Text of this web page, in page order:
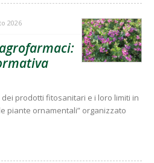
2026
prodotti fitosanitari e i loro limiti in
piante ornamentali” organizzato